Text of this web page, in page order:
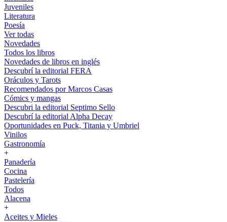
Juveniles
Literatura
Poesía
Ver todas
Novedades
Todos los libros
Novedades de libros en inglés
Descubrí la editorial FERA
Oráculos y Tarots
Recomendados por Marcos Casas
Cómics y mangas
Descubri la editorial Septimo Sello
Descubrí la editorial Alpha Decay
Oportunidades en Puck, Titania y Umbriel
Vinilos
Gastronomía
+
Panadería
Cocina
Pastelería
Todos
Alacena
+
Aceites y Mieles